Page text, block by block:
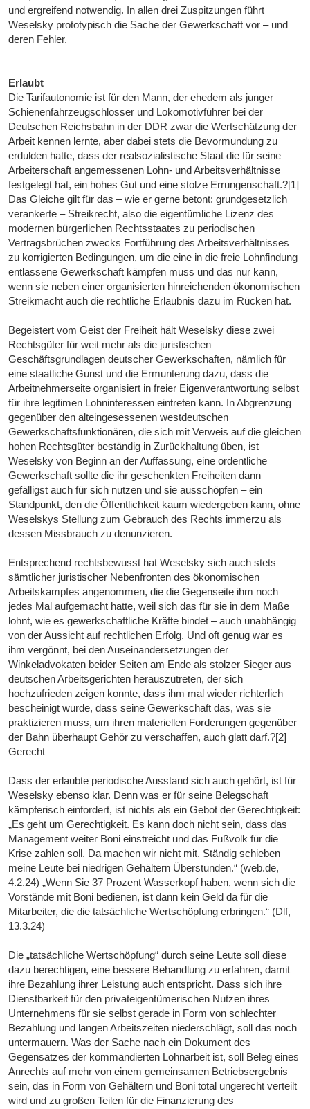
und ergreifend notwendig. In allen drei Zuspitzungen führt
Weselsky prototypisch die Sache der Gewerkschaft vor – und
deren Fehler.
Erlaubt
Die Tarifautonomie ist für den Mann, der ehedem als junger
Schienenfahrzeugschlosser und Lokomotivführer bei der
Deutschen Reichsbahn in der DDR zwar die Wertschätzung der
Arbeit kennen lernte, aber dabei stets die Bevormundung zu
erdulden hatte, dass der realsozialistische Staat die für seine
Arbeiterschaft angemessenen Lohn- und Arbeitsverhältnisse
festgelegt hat, ein hohes Gut und eine stolze Errungenschaft.?[1]
Das Gleiche gilt für das – wie er gerne betont: grundgesetzlich
verankerte – Streikrecht, also die eigentümliche Lizenz des
modernen bürgerlichen Rechtsstaates zu periodischen
Vertragsbrüchen zwecks Fortführung des Arbeitsverhältnisses
zu korrigierten Bedingungen, um die eine in die freie Lohnfindung
entlassene Gewerkschaft kämpfen muss und das nur kann,
wenn sie neben einer organisierten hinreichenden ökonomischen
Streikmacht auch die rechtliche Erlaubnis dazu im Rücken hat.
Begeistert vom Geist der Freiheit hält Weselsky diese zwei
Rechtsgüter für weit mehr als die juristischen
Geschäftsgrundlagen deutscher Gewerkschaften, nämlich für
eine staatliche Gunst und die Ermunterung dazu, dass die
Arbeitnehmerseite organisiert in freier Eigenverantwortung selbst
für ihre legitimen Lohninteressen eintreten kann. In Abgrenzung
gegenüber den alteingesessenen westdeutschen
Gewerkschaftsfunktionären, die sich mit Verweis auf die gleichen
hohen Rechtsgüter beständig in Zurückhaltung üben, ist
Weselsky von Beginn an der Auffassung, eine ordentliche
Gewerkschaft sollte die ihr geschenkten Freiheiten dann
gefälligst auch für sich nutzen und sie ausschöpfen – ein
Standpunkt, den die Öffentlichkeit kaum wiedergeben kann, ohne
Weselskys Stellung zum Gebrauch des Rechts immerzu als
dessen Missbrauch zu denunzieren.
Entsprechend rechtsbewusst hat Weselsky sich auch stets
sämtlicher juristischer Nebenfronten des ökonomischen
Arbeitskampfes angenommen, die die Gegenseite ihm noch
jedes Mal aufgemacht hatte, weil sich das für sie in dem Maße
lohnt, wie es gewerkschaftliche Kräfte bindet – auch unabhängig
von der Aussicht auf rechtlichen Erfolg. Und oft genug war es
ihm vergönnt, bei den Auseinandersetzungen der
Winkeladvokaten beider Seiten am Ende als stolzer Sieger aus
deutschen Arbeitsgerichten herauszutreten, der sich
hochzufrieden zeigen konnte, dass ihm mal wieder richterlich
bescheinigt wurde, dass seine Gewerkschaft das, was sie
praktizieren muss, um ihren materiellen Forderungen gegenüber
der Bahn überhaupt Gehör zu verschaffen, auch glatt darf.?[2]
Gerecht
Dass der erlaubte periodische Ausstand sich auch gehört, ist für
Weselsky ebenso klar. Denn was er für seine Belegschaft
kämpferisch einfordert, ist nichts als ein Gebot der Gerechtigkeit:
„Es geht um Gerechtigkeit. Es kann doch nicht sein, dass das
Management weiter Boni einstreicht und das Fußvolk für die
Krise zahlen soll. Da machen wir nicht mit. Ständig schieben
meine Leute bei niedrigen Gehältern Überstunden.“ (web.de,
4.2.24) „Wenn Sie 37 Prozent Wasserkopf haben, wenn sich die
Vorstände mit Boni bedienen, ist dann kein Geld da für die
Mitarbeiter, die die tatsächliche Wertschöpfung erbringen.“ (Dlf,
13.3.24)
Die „tatsächliche Wertschöpfung“ durch seine Leute soll diese
dazu berechtigen, eine bessere Behandlung zu erfahren, damit
ihre Bezahlung ihrer Leistung auch entspricht. Dass sich ihre
Dienstbarkeit für den privateigentümerischen Nutzen ihres
Unternehmens für sie selbst gerade in Form von schlechter
Bezahlung und langen Arbeitszeiten niederschlägt, soll das noch
untermauern. Was der Sache nach ein Dokument des
Gegensatzes der kommandierten Lohnarbeit ist, soll Beleg eines
Anrechts auf mehr von einem gemeinsamen Betriebsergebnis
sein, das in Form von Gehältern und Boni total ungerecht verteilt
wird und zu großen Teilen für die Finanzierung des